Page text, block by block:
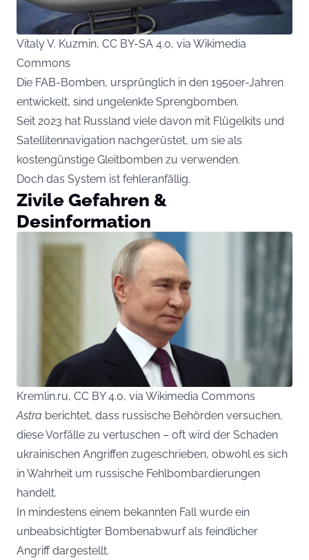
Vitaly V. Kuzmin, CC BY-SA 4.0, via Wikimedia
Commons
Die FAB-Bomben, ursprünglich in den 1950er-Jahren
entwickelt, sind ungelenkte Sprengbomben.
Seit 2023 hat Russland viele davon mit Flügelkits und
Satellitennavigation nachgerüstet, um sie als
kostengünstige Gleitbomben zu verwenden.
Doch das System ist fehleranfällig.
Zivile Gefahren &
Desinformation
Kremlin.ru, CC BY 4.0, via Wikimedia Commons
Astra berichtet, dass russische Behörden versuchen,
diese Vorfälle zu vertuschen – oft wird der Schaden
ukrainischen Angriffen zugeschrieben, obwohl es sich
in Wahrheit um russische Fehlbombardierungen
handelt.
In mindestens einem bekannten Fall wurde ein
unbeabsichtigter Bombenabwurf als feindlicher
Angriff dargestellt.